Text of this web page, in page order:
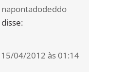
napontadodeddo
disse:
15/04/2012 às 01:14